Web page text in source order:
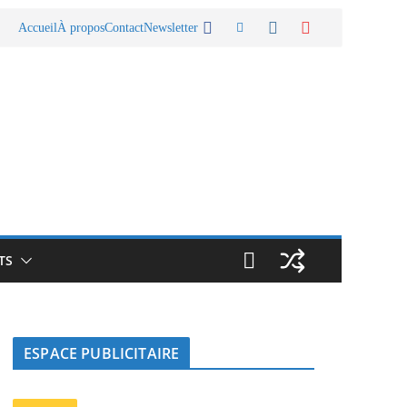
AccueilÀ proposContactNewsletter
ESPACE PUBLICITAIRE